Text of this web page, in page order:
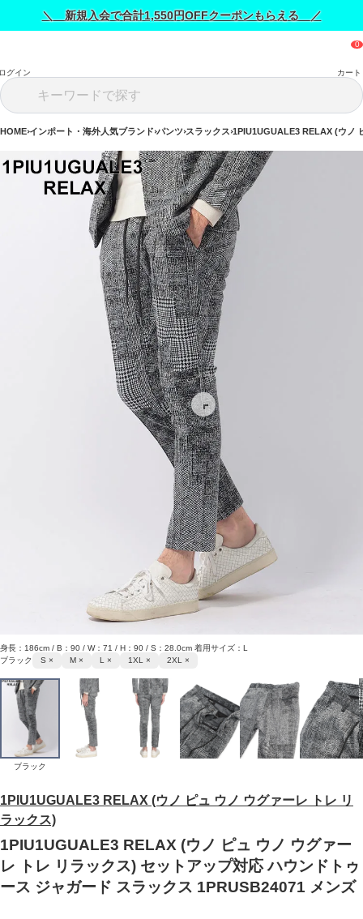
＼ 新規入会で合計1,550円OFFクーポンもらえる ／
グイン カート
HOME インポート・海外人気ブランド パンツ スラックス 1PIU1UGUALE3 RELAX (ウノ
1PIU1UGUALE3 RELAX (ウノ ピュ ウノ ウグァーレ トレ リ
ラックス)
1PIU1UGUALE3 RELAX (ウノ ピュ ウノ ウグァー
レ トレ リラックス) セットアップ対応 ハウンドトゥ
ース ジャガード スラックス 1PRUSB24071 メンズ
身長：186cm / B：90 / W：71 / H：90 / S：28.0cm 着用サイズ：L
ブラック
S × M × L × 1XL × 2XL ×
ブラック